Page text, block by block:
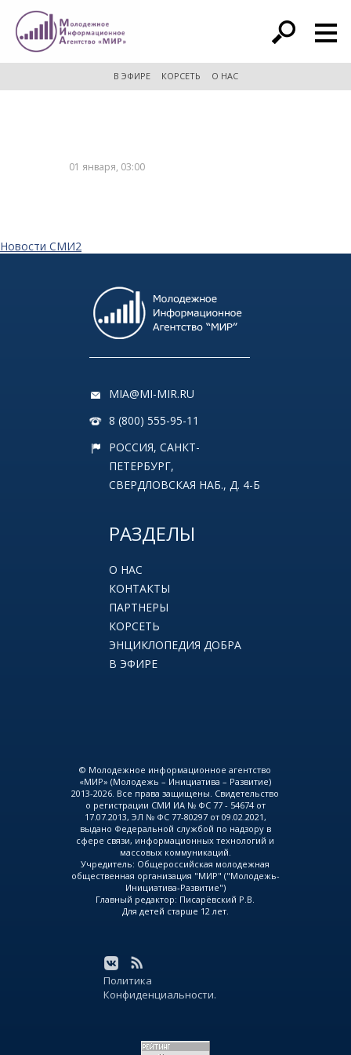
расширенный поиск
В ЭФИРЕ КОРСЕТЬ О НАС
01 января, 03:00
Новости СМИ2
MIA@MI-MIR.RU
8 (800) 555-95-11
РОССИЯ, САНКТ-
ПЕТЕРБУРГ,
СВЕРДЛОВСКАЯ НАБ., Д. 4-Б
РАЗДЕЛЫ
О НАС
КОНТАКТЫ
ПАРТНЕРЫ
КОРСЕТЬ
ЭНЦИКЛОПЕДИЯ ДОБРА
В ЭФИРЕ
© Молодежное информационное агентство
«МИР» (Молодежь – Инициатива – Развитие)
2013-2026. Все права защищены. Свидетельство
о регистрации СМИ ИА № ФС 77 - 54674 от
17.07.2013, ЭЛ № ФС 77-80297 от 09.02.2021,
выдано Федеральной службой по надзору в
сфере связи, информационных технологий и
массовых коммуникаций.
Учредитель: Общероссийская молодежная
общественная организация "МИР" ("Молодежь-
Инициатива-Развитие")
Главный редактор: Писарёвский Р.В.
Для детей старше 12 лет.
Политика
Конфиденциальности.